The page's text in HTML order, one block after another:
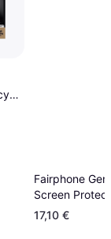
Fairphone
Screen
Privacy
17,10 €